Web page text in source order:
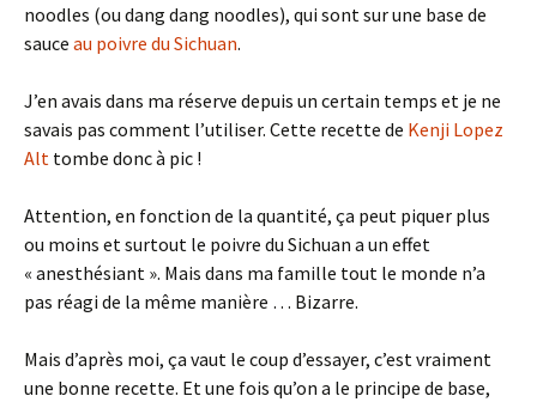
noodles (ou dang dang noodles), qui sont sur une base de
sauce au poivre du Sichuan.
J’en avais dans ma réserve depuis un certain temps et je ne
savais pas comment l’utiliser. Cette recette de Kenji Lopez
Alt tombe donc à pic !
Attention, en fonction de la quantité, ça peut piquer plus
ou moins et surtout le poivre du Sichuan a un effet
« anesthésiant ». Mais dans ma famille tout le monde n’a
pas réagi de la même manière … Bizarre.
Mais d’après moi, ça vaut le coup d’essayer, c’est vraiment
une bonne recette. Et une fois qu’on a le principe de base,